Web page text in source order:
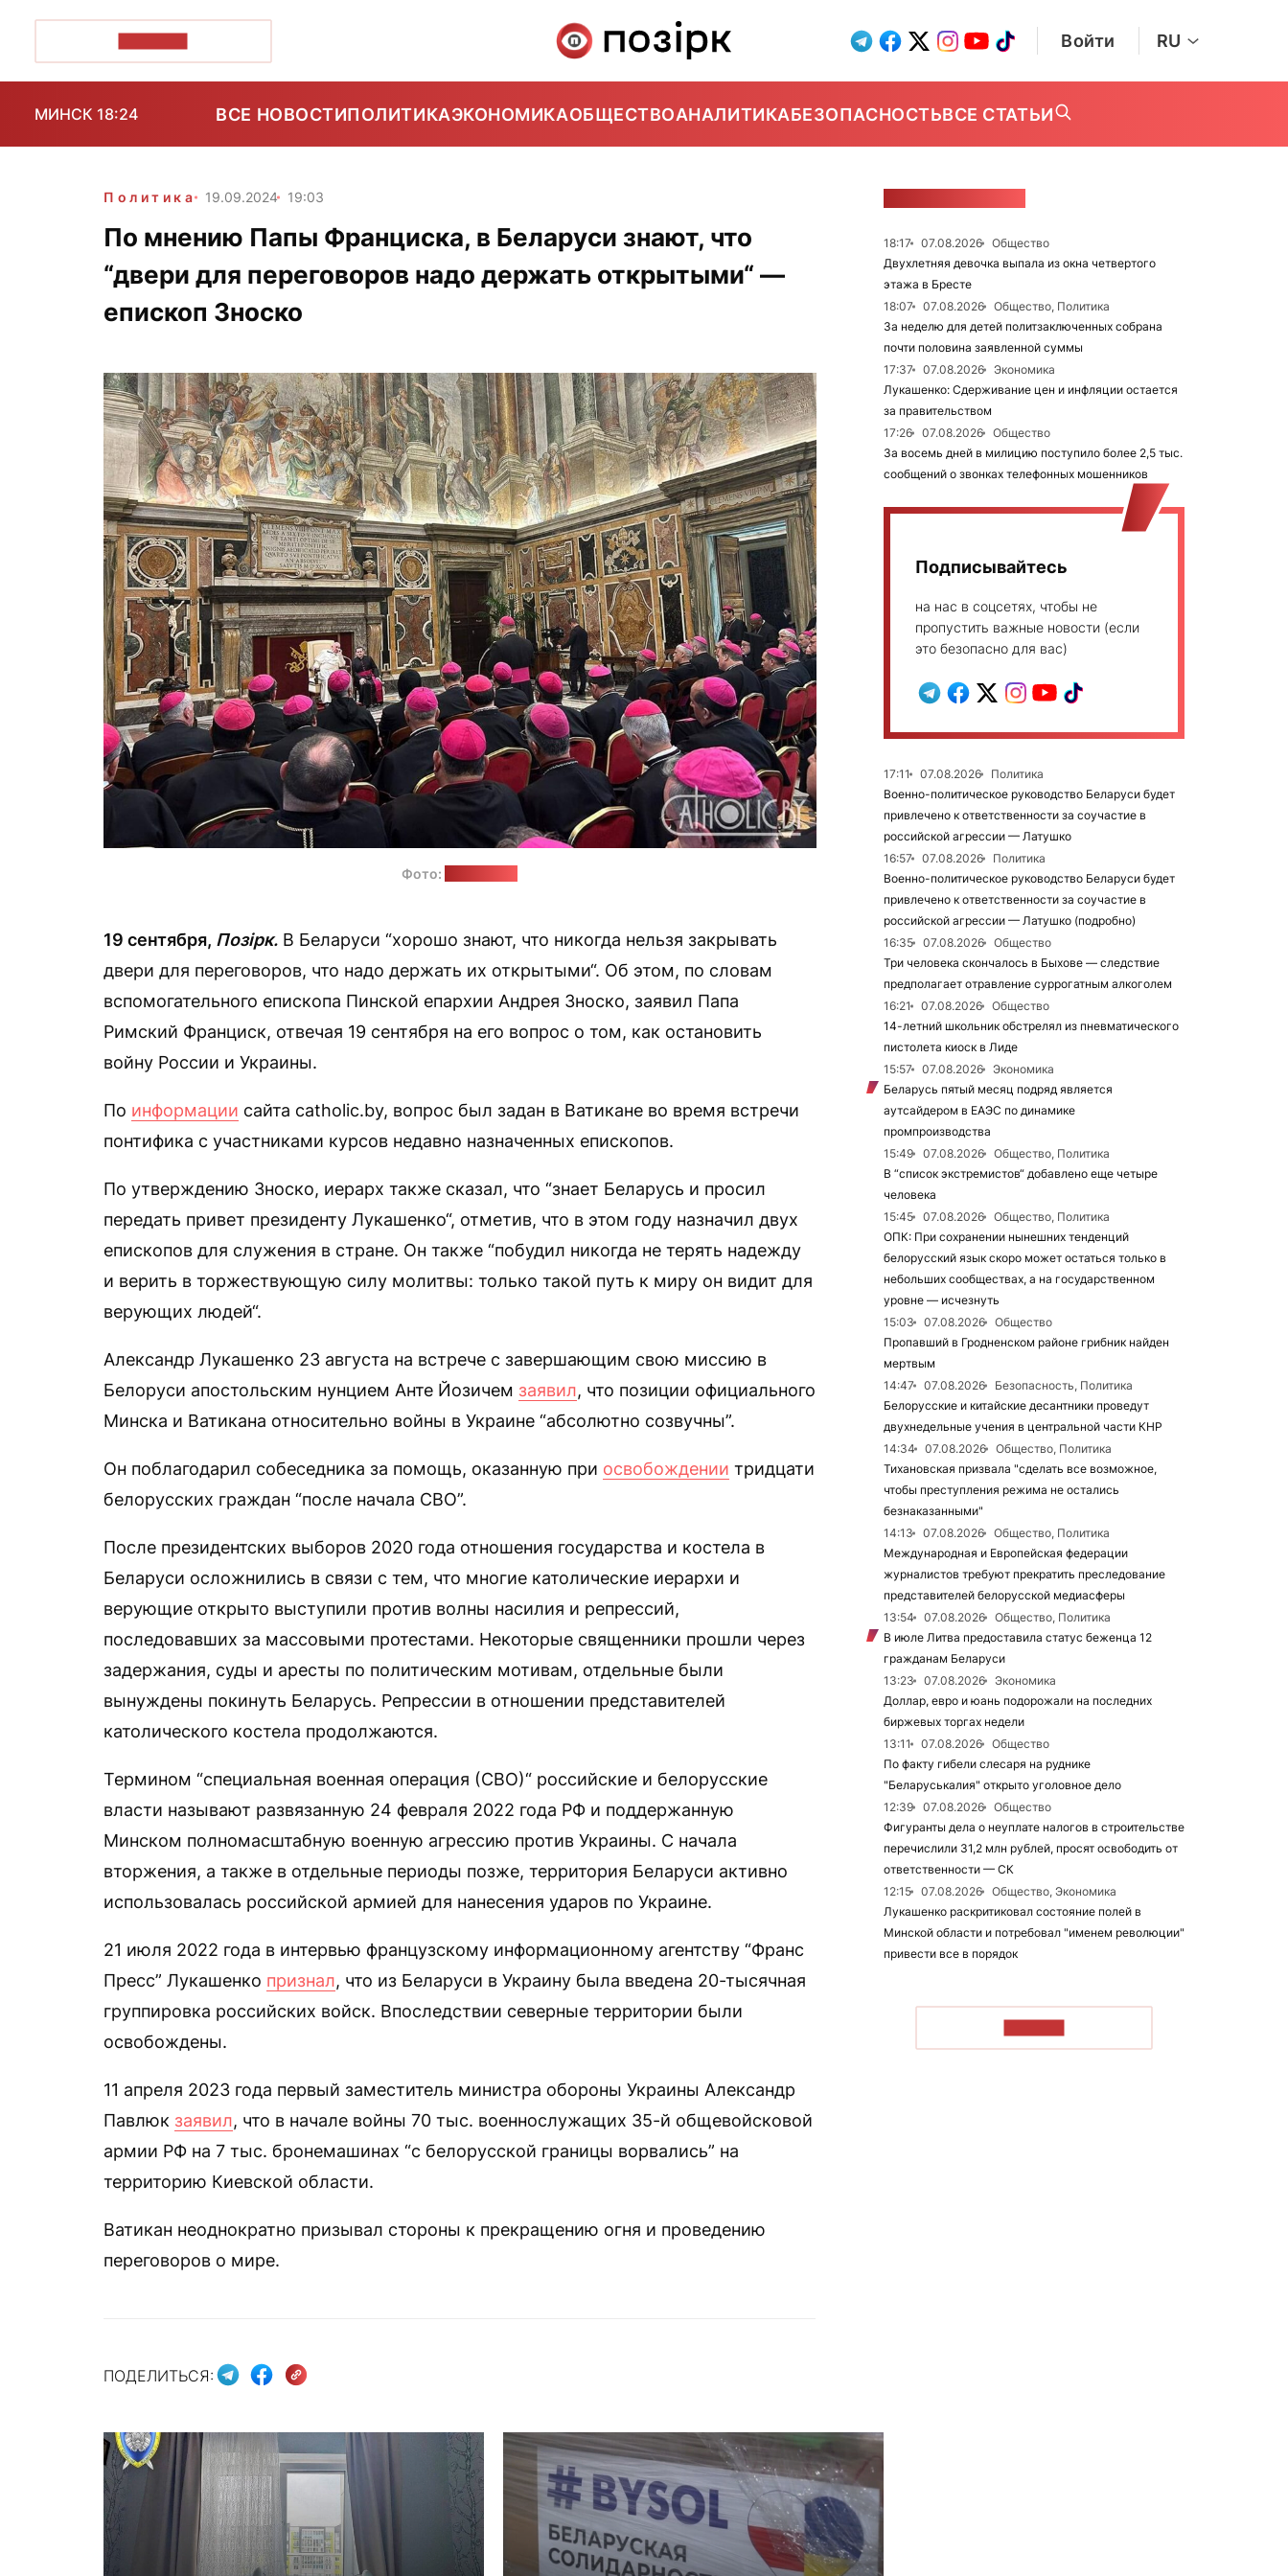
Войти RU
МИНСК 18:24 ВСЕ НОВОСТИПОЛИТИКАЭКОНОМИКАОБЩЕСТВОАНАЛИТИКАБЕЗОПАСНОСТЬВСЕ СТАТЬИ
Политика 19.09.2024 19:03
По мнению Папы Франциска, в Беларуси знают, что
“двери для переговоров надо держать открытыми“ —
епископ Зноско
Фото:
19 сентября, Позірк. В Беларуси “хорошо знают, что никогда нельзя закрывать
двери для переговоров, что надо держать их открытыми“. Об этом, по словам
вспомогательного епископа Пинской епархии Андрея Зноско, заявил Папа
Римский Франциск, отвечая 19 сентября на его вопрос о том, как остановить
войну России и Украины.
По информации сайта catholic.by, вопрос был задан в Ватикане во время встречи
понтифика с участниками курсов недавно назначенных епископов.
По утверждению Зноско, иерарх также сказал, что “знает Беларусь и просил
передать привет президенту Лукашенко“, отметив, что в этом году назначил двух
епископов для служения в стране. Он также “побудил никогда не терять надежду
и верить в торжествующую силу молитвы: только такой путь к миру он видит для
верующих людей“.
Александр Лукашенко 23 августа на встрече с завершающим свою миссию в
Белоруси апостольским нунцием Анте Йозичем заявил, что позиции официального
Минска и Ватикана относительно войны в Украине “абсолютно созвучны”.
Он поблагодарил собеседника за помощь, оказанную при освобождении тридцати
белорусских граждан “после начала СВО”.
После президентских выборов 2020 года отношения государства и костела в
Беларуси осложнились в связи с тем, что многие католические иерархи и
верующие открыто выступили против волны насилия и репрессий,
последовавших за массовыми протестами. Некоторые священники прошли через
задержания, суды и аресты по политическим мотивам, отдельные были
вынуждены покинуть Беларусь. Репрессии в отношении представителей
католического костела продолжаются.
Термином “специальная военная операция (СВО)“ российские и белорусские
власти называют развязанную 24 февраля 2022 года РФ и поддержанную
Минском полномасштабную военную агрессию против Украины. С начала
вторжения, а также в отдельные периоды позже, территория Беларуси активно
использовалась российской армией для нанесения ударов по Украине.
21 июля 2022 года в интервью французскому информационному агентству “Франс
Пресс” Лукашенко признал, что из Беларуси в Украину была введена 20-тысячная
группировка российских войск. Впоследствии северные территории были
освобождены.
11 апреля 2023 года первый заместитель министра обороны Украины Александр
Павлюк заявил, что в начале войны 70 тыс. военнослужащих 35-й общевойсковой
армии РФ на 7 тыс. бронемашинах “с белорусской границы ворвались” на
территорию Киевской области.
Ватикан неоднократно призывал стороны к прекращению огня и проведению
переговоров о мире.
ПОДЕЛИТЬСЯ:
18:17 07.08.2026
Общество
Двухлетняя девочка выпала из окна четвертого
этажа в Бресте
18:07
07.08.2026
Общество, Политика
За неделю для детей политзаключенных собрана
почти половина заявленной суммы
17:37
07.08.2026
Экономика
Лукашенко: Сдерживание цен и инфляции остается
за правительством
17:26
07.08.2026
Общество
За восемь дней в милицию поступило более 2,5 тыс.
сообщений о звонках телефонных мошенников
Подписывайтесь
на нас в соцсетях, чтобы не
пропустить важные новости (если
это безопасно для вас)
17:11 07.08.2026
Политика
Военно-политическое руководство Беларуси будет
привлечено к ответственности за соучастие в
российской агрессии — Латушко
16:57
07.08.2026
Политика
Военно-политическое руководство Беларуси будет
привлечено к ответственности за соучастие в
российской агрессии — Латушко (подробно)
16:35
07.08.2026
Общество
Три человека скончалось в Быхове — следствие
предполагает отравление суррогатным алкоголем
16:21
07.08.2026
Общество
14-летний школьник обстрелял из пневматического
пистолета киоск в Лиде
15:57
07.08.2026
Экономика
Беларусь пятый месяц подряд является
аутсайдером в ЕАЭС по динамике
промпроизводства
15:49
07.08.2026
Общество, Политика
В “список экстремистов“ добавлено еще четыре
человека
15:45
07.08.2026
Общество, Политика
ОПК: При сохранении нынешних тенденций
белорусский язык скоро может остаться только в
небольших сообществах, а на государственном
уровне — исчезнуть
15:03
07.08.2026
Общество
Пропавший в Гродненском районе грибник найден
мертвым
14:47
07.08.2026
Безопасность, Политика
Белорусские и китайские десантники проведут
двухнедельные учения в центральной части КНР
14:34
07.08.2026
Общество, Политика
Тихановская призвала "сделать все возможное,
чтобы преступления режима не остались
безнаказанными"
14:13
07.08.2026
Общество, Политика
Международная и Европейская федерации
журналистов требуют прекратить преследование
представителей белорусской медиасферы
13:54
07.08.2026
Общество, Политика
В июле Литва предоставила статус беженца 12
гражданам Беларуси
13:23
07.08.2026
Экономика
Доллар, евро и юань подорожали на последних
биржевых торгах недели
13:11
07.08.2026
Общество
По факту гибели слесаря на руднике
"Беларуськалия" открыто уголовное дело
12:39
07.08.2026
Общество
Фигуранты дела о неуплате налогов в строительстве
перечислили 31,2 млн рублей, просят освободить от
ответственности — СК
12:15
07.08.2026
Общество, Экономика
Лукашенко раскритиковал состояние полей в
Минской области и потребовал "именем революции"
привести все в порядок